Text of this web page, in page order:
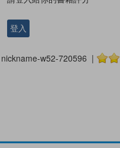
登入
nickname-w52-720596 |